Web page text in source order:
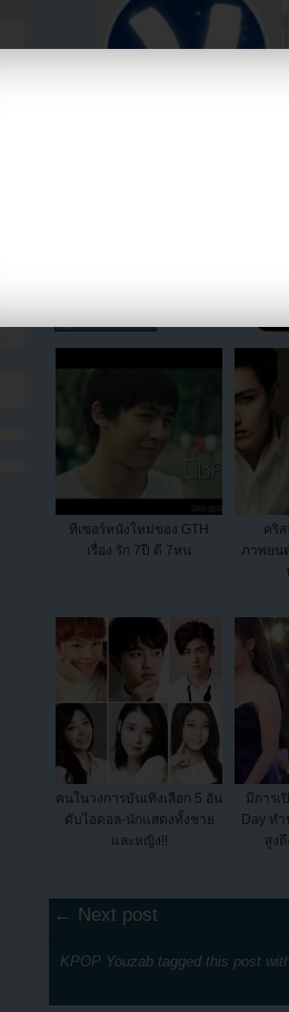
ตอนนี้แฟนๆสามารถติดตาม
ทีเซอร์หนังใหม่ของ GTH
เรื่อง รัก 7ปี ดี 7หน
คริ
ภาพยน
คนในวงการบันเทิงเลือก 5 อัน
ดับไอดอล-นักแสดงทั้งชาย
และหญิง!!
มีการเ
Day ทำ
สูง
← Next post
KPOP Youzab tagged this post